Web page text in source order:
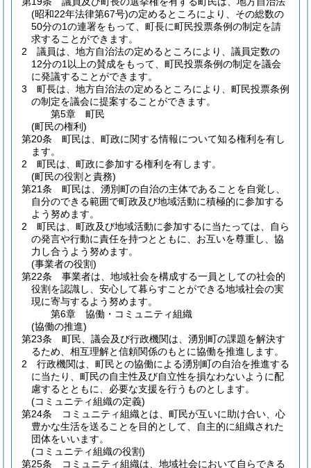
(昭和22年法律第67号)の定めるところにより、その総数の
50分の1の連署をもって、町長に町民投票条例の制定を請
求することができます。
2
議員は、地方自治法の定めるところにより、議員定数の
12分の1以上の賛成をもって、町民投票条例の制定を議会
に発議することができます。
3
町長は、地方自治法の定めるところにより、町民投票条例
の制定を議会に提案することができます。
第5章
町民
(町民の権利)
第20条
町民は、町政に関する情報について知る権利を有し
ます。
2
町民は、町政に参加する権利を有します。
(町民の役割と責務)
第21条
町民は、湧別町の自治の主体であることを自覚し、
自分のできる範囲で町政及び地域活動に積極的に参加する
よう努めます。
2
町民は、町政及び地域活動に参加するに当たっては、自ら
の発言や行動に責任を持つとともに、お互いを尊重し、協
力し合うよう努めます。
(事業者の役割)
第22条
事業者は、地域社会を構成する一員としての社会的
役割を認識し、安心して暮らすことができる地域社会の実
現に寄与するよう努めます。
第6章
協働・コミュニティ組織
(協働の推進)
第23条
町民、議会及び行政機関は、湧別町の課題を解決す
るため、相互理解と信頼関係のもとに協働を推進します。
2
行政機関は、町民との協働による湧別町の自治を推進する
に当たり、町民の自主性及び自立性を損なわないように配
慮するとともに、必要な支援を行うものとします。
(コミュニティ組織の定義)
第24条
コミュニティ組織とは、町民が互いに助け合い、心
豊かな生活を送ることを目的として、自主的に組織された
団体をいいます。
(コミュニティ組織の役割)
第25条
コミュニティ組織は、地域社会において自らできる